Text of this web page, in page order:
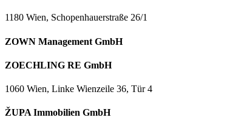
1180 Wien, Schopenhauerstraße 26/1
ZOWN Management GmbH
ZOECHLING RE GmbH
1060 Wien, Linke Wienzeile 36, Tür 4
ŽUPA Immobilien GmbH